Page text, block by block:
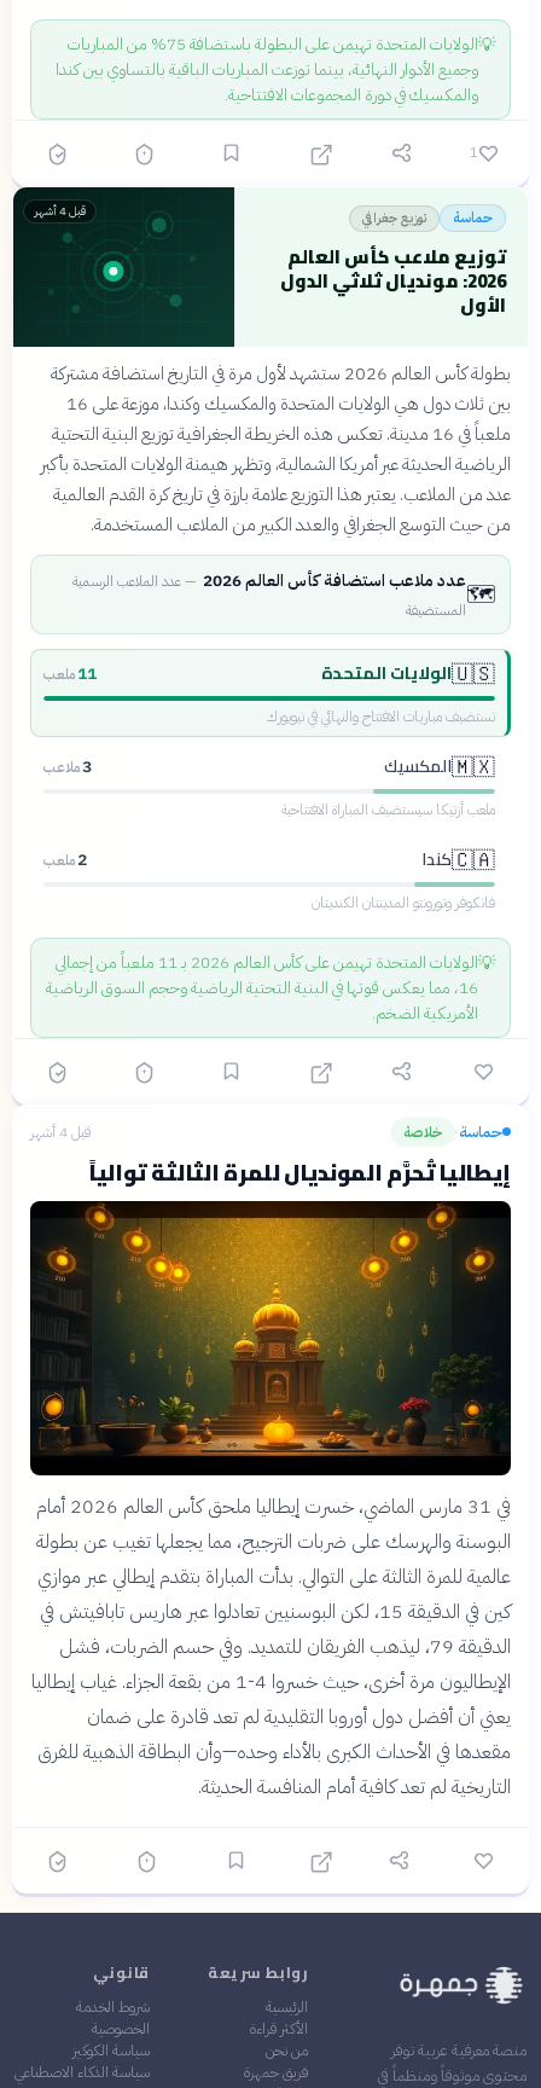
💡
الولايات المتحدة تهيمن على البطولة باستضافة 75% من المباريات
وجميع الأدوار النهائية، بينما توزعت المباريات الباقية بالتساوي بين كندا
والمكسيك في دورة المجموعات الافتتاحية.
1
حماسة توزيع جغرافي
توزيع ملاعب كأس العالم
2026: مونديال ثلاثي الدول
الأول
قبل 4 أشهر
بطولة كأس العالم 2026 ستشهد لأول مرة في التاريخ استضافة مشتركة
بين ثلاث دول هي الولايات المتحدة والمكسيك وكندا، موزعة على 16
ملعباً في 16 مدينة. تعكس هذه الخريطة الجغرافية توزيع البنية التحتية
الرياضية الحديثة عبر أمريكا الشمالية، وتظهر هيمنة الولايات المتحدة بأكبر
عدد من الملاعب. يعتبر هذا التوزيع علامة بارزة في تاريخ كرة القدم العالمية
من حيث التوسع الجغرافي والعدد الكبير من الملاعب المستخدمة.
🗺️عدد ملاعب استضافة كأس العالم 2026 —عدد الملاعب الرسمية
المستضيفة
🇺🇸الولايات المتحدة 11ملعب
تستضيف مباريات الافتتاح والنهائي في نيويورك
🇲🇽المكسيك 3ملاعب
ملعب أزتيكا سيستضيف المباراة الافتتاحية
🇨🇦كندا 2ملعب
فانكوفر وتورونتو المدينتان الكنديتان
💡
الولايات المتحدة تهيمن على كأس العالم 2026 بـ 11 ملعباً من إجمالي
16، مما يعكس قوتها في البنية التحتية الرياضية وحجم السوق الرياضية
الأمريكية الضخم.
حماسة› خلاصة قبل 4 أشهر
إيطاليا تُحرَّم المونديال للمرة الثالثة توالياً
في 31 مارس الماضي، خسرت إيطاليا ملحق كأس العالم 2026 أمام
البوسنة والهرسك على ضربات الترجيح، مما يجعلها تغيب عن بطولة
عالمية للمرة الثالثة على التوالي. بدأت المباراة بتقدم إيطالي عبر موازي
كين في الدقيقة 15، لكن البوسنيين تعادلوا عبر هاريس تابافيتش في
الدقيقة 79، ليذهب الفريقان للتمديد. وفي حسم الضربات، فشل
الإيطاليون مرة أخرى، حيث خسروا 4-1 من بقعة الجزاء. غياب إيطاليا
يعني أن أفضل دول أوروبا التقليدية لم تعد قادرة على ضمان
مقعدها في الأحداث الكبرى بالأداء وحده—وأن البطاقة الذهبية للفرق
التاريخية لم تعد كافية أمام المنافسة الحديثة.
منصة معرفية عربية توفر
محتوى موثوقاً ومنظماً في
روابط سريعة
الرئيسية
الأكثر قراءة
من نحن
فريق جمهرة
قانوني
شروط الخدمة
الخصوصية
سياسة الكوكيز
سياسة الذكاء الاصطناعي